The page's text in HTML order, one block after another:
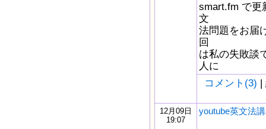
smart.fm で更
文
法問題をお届
回
は私の失敗談
人に
コメント(3) |
12月09日
19:07
youtube英文法